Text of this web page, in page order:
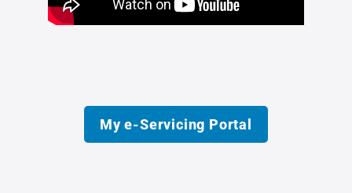
My e‑Servicing Portal